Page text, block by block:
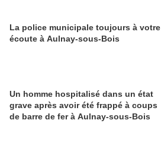
La police municipale toujours à votre
écoute à Aulnay-sous-Bois
Un homme hospitalisé dans un état
grave après avoir été frappé à coups
de barre de fer à Aulnay-sous-Bois